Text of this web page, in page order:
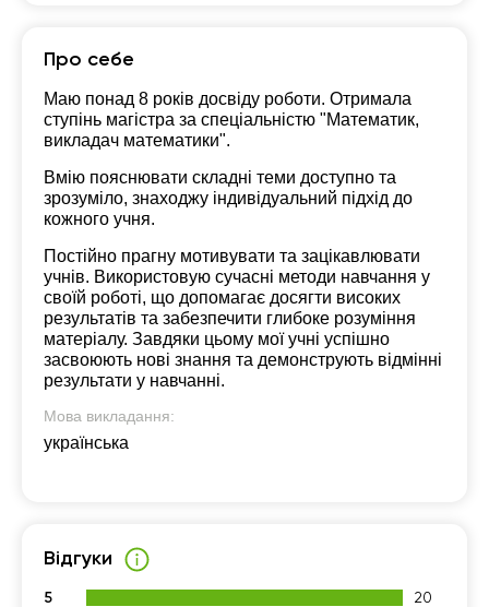
Про себе
Маю понад 8 років досвіду роботи. Отримала
ступінь магістра за спеціальністю "Математик,
викладач математики".
Вмію пояснювати складні теми доступно та
зрозуміло, знаходжу індивідуальний підхід до
кожного учня.
Постійно прагну мотивувати та зацікавлювати
учнів. Використовую сучасні методи навчання у
своїй роботі, що допомагає досягти високих
результатів та забезпечити глибоке розуміння
матеріалу. Завдяки цьому мої учні успішно
засвоюють нові знання та демонструють відмінні
результати у навчанні.
Мова викладання:
українська
Відгуки
5
20